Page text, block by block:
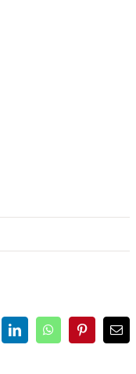
LinkedInWhatsAppPinterest